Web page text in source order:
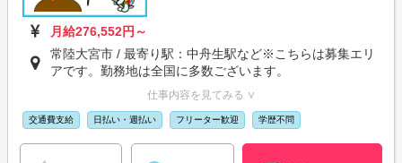
月給276,552円～
常陸大宮市 / 最寄り駅：中舟生駅など※こちらは募集エリ
アです。勤務地は全国に多数ございます。
仕事内容を見てみる ∨
交通費支給 日払い・週払い フリーター歓迎 学歴不問